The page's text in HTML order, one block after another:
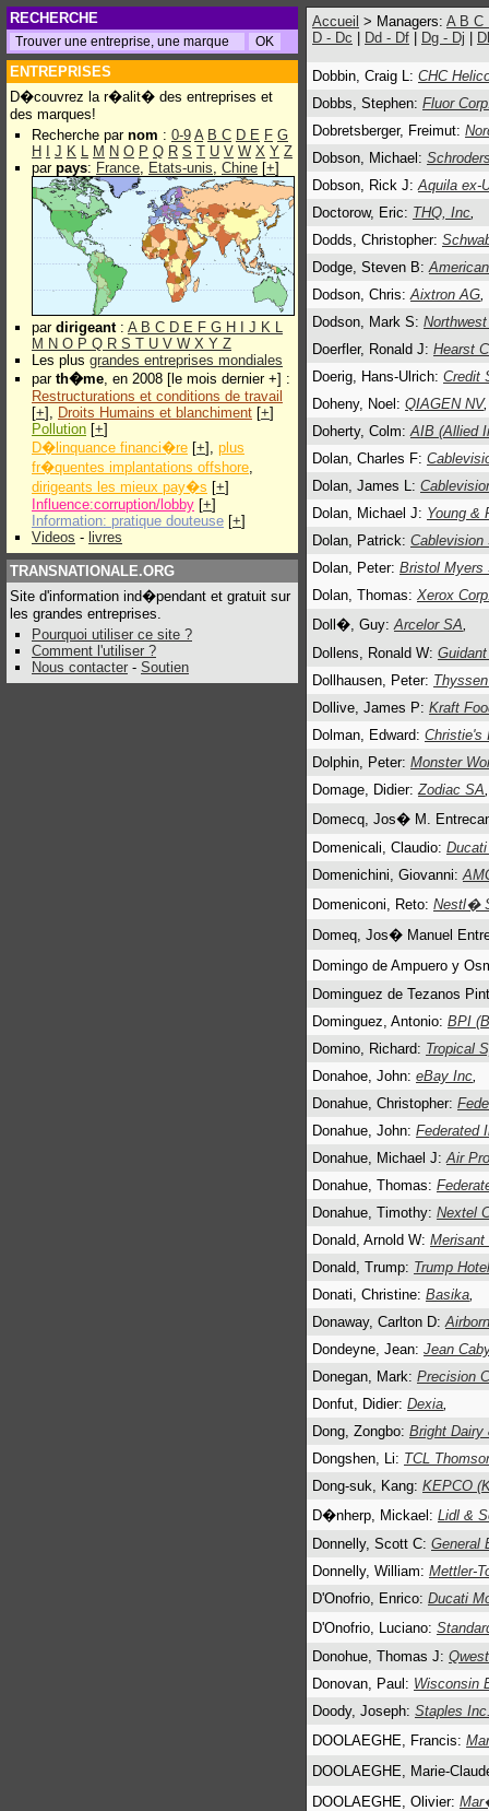
RECHERCHE
ENTREPRISES
D�couvrez la r�alit� des entreprises et
des marques!
Recherche par nom : 0-9 A B C D E F G
H
J K L M N O P Q R S T U V W X Y Z
par pays: France, Etats-unis, Chine [+]
par dirigeant: A B C D E F G H J K L
M N O P Q R S T U V W X Y Z
Les plus grandes entreprises mondiales
par th�me, en 2008 [le mois dernier +] :
Restructurations et conditions de travail
[+], Droits Humains et blanchiment [+]
Pollution [+]
D�linquance financi�re [+], plus
fr�quentes implantations offshore,
dirigeants les mieux pay�s [+]
Influence:corruption/lobby [+]
Information: pratique douteuse [+]
Videos - livres
TRANSNATIONALE.ORG
Site d'information ind�pendant et gratuit sur
les grandes entreprises.
Pourquoi utiliser ce site ?
Comment l'utiliser ?
Nous contacter - Soutien
Accueil > Managers: A B C
D - Dc
Dd - Df Dg - Dj
Dobbin, Craig L: CHC
Dobbs, Stephen: Fluor
Dobretsberger, Freimut:
Dobson, Michael:
Dobson, Rick J:Aquila ex-
Doctorow, Eric: THQ, Inc,
Dodds, Christopher:
Dodge, Steven B:
Dodson, Chris:Aixtron AG,
Dodson, Mark S:
Doerfler, Ronald J: Hearst
Doerig, Hans-Ulrich: Credit
Doheny, Noel: QIAGEN NV,
Doherty, Colm:AIB (Allied
Dolan, Charles F:
Dolan, James L:
Dolan, Michael J: Young &
Dolan, Patrick: Cablevision
Dolan, Peter: Bristol Myers
Dolan, Thomas: Xerox
Doll�, Guy:Arcelor SA,
Dollens, Ronald W:
Dollhausen, Peter:
Dollive, James P: Kraft
Dolman, Edward: Christie's
Dolphin, Peter: Monster
Domage, Didier:Zodiac SA,
Domecq, Jos� M.
Domenicali, Claudio:
Domenichini, Giovanni:
Domeniconi, Reto: Nestl�
Domeq, Jos� Manuel
Domingo de Ampuero y
Dominguez de Tezanos
Dominguez, Antonio: BPI
Domino, Richard: Tropical
Donahoe, John: eBay Inc,
Donahue, Christopher:
Donahue, John: Federated
Donahue, Michael J:Air
Donahue, Thomas:
Donahue, Timothy: Nextel
Donald, Arnold W: Merisant
Donald, Trump: Trump
Donati, Christine: Basika,
Donaway, Carlton D:
Dondeyne, Jean: Jean Caby
Donegan, Mark: Precision
Donfut, Didier: Dexia,
Dong, Zongbo: Bright Dairy
Dongshen, Li: TCL
Dong-suk, Kang: KEPCO
D�nherp, Mickael: Lidl &
Donnelly, Scott C: General
Donnelly, William: Mettler-
D'Onofrio, Enrico: Ducati
D'Onofrio, Luciano:
Donohue, Thomas J:
Donovan, Paul: Wisconsin
Doody, Joseph: Staples
DOOLAEGHE, Francis:
DOOLAEGHE, Marie-
DOOLAEGHE, Olivier: